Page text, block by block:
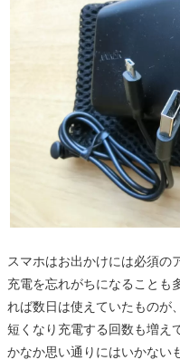
スマホはお出かけには必須の
充電を忘れがちになることも
れば数日は使えていたものが
短くなり充電する回数も増え
かなか思い通りにはいかない